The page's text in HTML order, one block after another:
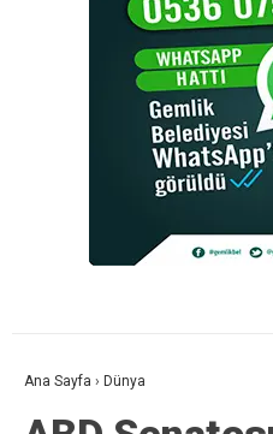
Ana Sayfa › Dünya